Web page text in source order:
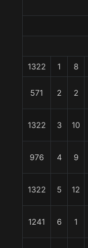
1322 1 8
571 2 2
1322 3 10
976 4 9
1322 5 12
1241 6 1